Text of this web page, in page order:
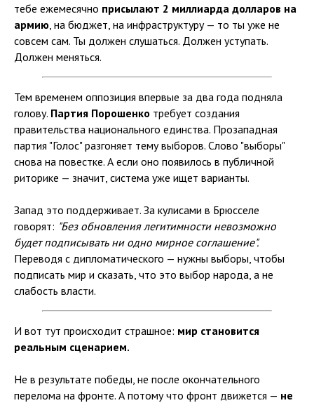
тебе ежемесячно присылают 2 миллиарда долларов на
армию, на бюджет, на инфраструктуру — то ты уже не
совсем сам. Ты должен слушаться. Должен уступать.
Должен меняться.
Тем временем оппозиция впервые за два года подняла
голову. Партия Порошенко требует создания
правительства национального единства. Прозападная
партия "Голос" разгоняет тему выборов. Слово "выборы"
снова на повестке. А если оно появилось в публичной
риторике — значит, система уже ищет варианты.
Запад это поддерживает. За кулисами в Брюсселе
говорят: "Без обновления легитимности невозможно
будет подписывать ни одно мирное соглашение".
Переводя с дипломатического — нужны выборы, чтобы
подписать мир и сказать, что это выбор народа, а не
слабость власти.
И вот тут происходит страшное: мир становится
реальным сценарием.
Не в результате победы, не после окончательного
перелома на фронте. А потому что фронт движется — не